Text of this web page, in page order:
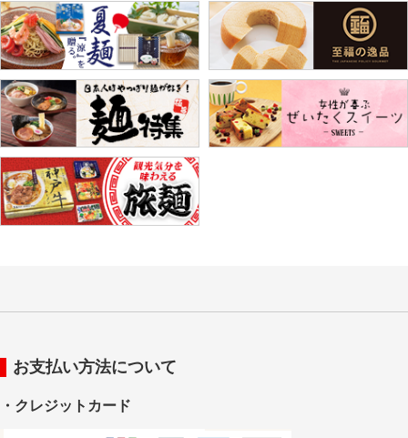
お支払い方法について
・クレジットカード